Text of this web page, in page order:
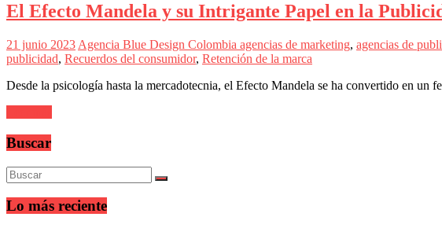
Mercadeo
y
Medios
de
la
Agencia
Blue
Design
Colombia
y
sus
filiales
en
Latina
El Efecto Mandela y su Intrigante Papel en la
21 junio 2023 Agencia Blue Design Colombia agencias de marketing, agencias de
publicidad, Recuerdos del consumidor, Retención de la marca
Desde la psicología hasta la mercadotecnia, el Efecto Mandela se ha convertido en un
Buscar
Lo más reciente